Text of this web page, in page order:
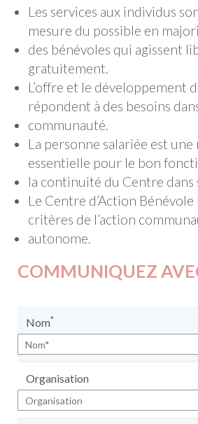
Les services aux individus
mesure du possible en
des bénévoles qui agissent
gratuitement.
L’offre et le développement
répondent à des besoins
communauté.
La personne salariée est une
essentielle pour le bon
la continuité du Centre dans
Le Centre d’Action
critères de l’action
autonome.
COMMUNIQUEZ
Nom*
Organisation